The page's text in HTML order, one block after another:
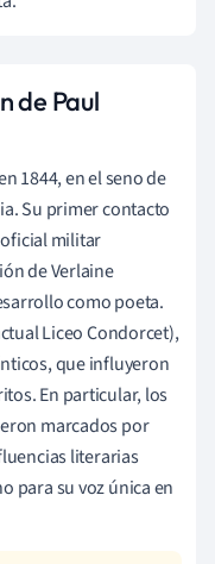
de Paul
1844, en el seno de
Su primer contacto
militar
de Verlaine
como poeta.
Liceo Condorcet),
que influyeron
En particular, los
marcados por
literarias
para su voz única en